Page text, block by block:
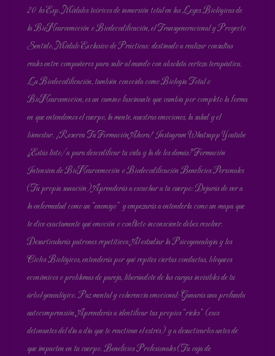
20 hs Esp. Módulos teóricos de inmersión total en las Leyes Biológicas de
la BioNeuroemoción o Biodecodificación, el Transgeneracional y Proyecto
Sentido. Módulo Exclusivo de Prácticas: destinado a realizar consultas
reales entre compañeros para salir al mundo con absoluta certeza terapéutica.
La Biodecodificación, también conocida como Biología Total o
BioNeuroemocion, es un camino fascinante que cambia por completo la forma
en que entendemos el cuerpo, la mente, nuestras emociones, la salud y el
bienestar. ¡Reserva Tu Formación Ahora! Instagram Whatsapp Youtube
¿Estás listo/a para descodificar tu vida y la de los demás? Formación
Intensiva de BioNeuroemoción o Biodecodificación Beneficios Personales
(Tu propia sanación) Aprenderás a escuchar a tu cuerpo: Dejarás de ver a
la enfermedad como un “enemigo” y empezarás a entenderla como un mapa que
te dice exactamente qué emoción o conflicto inconsciente debes resolver.
Desarticularás patrones repetitivos: Al estudiar la Psicogenealogía y los
Ciclos Biológicos, entenderás por qué repites ciertas conductas, bloqueos
económicos o problemas de pareja, liberándote de las cargas invisibles de tu
árbol genealógico. Paz mental y coherencia emocional: Ganarás una profunda
autocomprensión. Aprenderás a identificar tus propios “rieles” (esos
detonantes del día a día que te reactivan el estrés) y a desactivarlos antes de
que impacten en tu cuerpo. Beneficios Profesionales (Tu caja de